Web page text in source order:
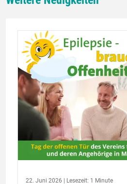
22. Juni 2026 | Lesezeit: 1 Minute